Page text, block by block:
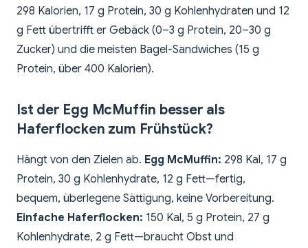
298 Kalorien, 17 g Protein, 30 g Kohlenhydraten und 12
g Fett übertrifft er Gebäck (0–3 g Protein, 20–30 g
Zucker) und die meisten Bagel-Sandwiches (15 g
Protein, über 400 Kalorien).
Ist der Egg McMuffin besser als
Haferflocken zum Frühstück?
Hängt von den Zielen ab. Egg McMuffin: 298 Kal, 17 g
Protein, 30 g Kohlenhydrate, 12 g Fett—fertig,
bequem, überlegene Sättigung, keine Vorbereitung.
Einfache Haferflocken: 150 Kal, 5 g Protein, 27 g
Kohlenhydrate, 2 g Fett—braucht Obst und